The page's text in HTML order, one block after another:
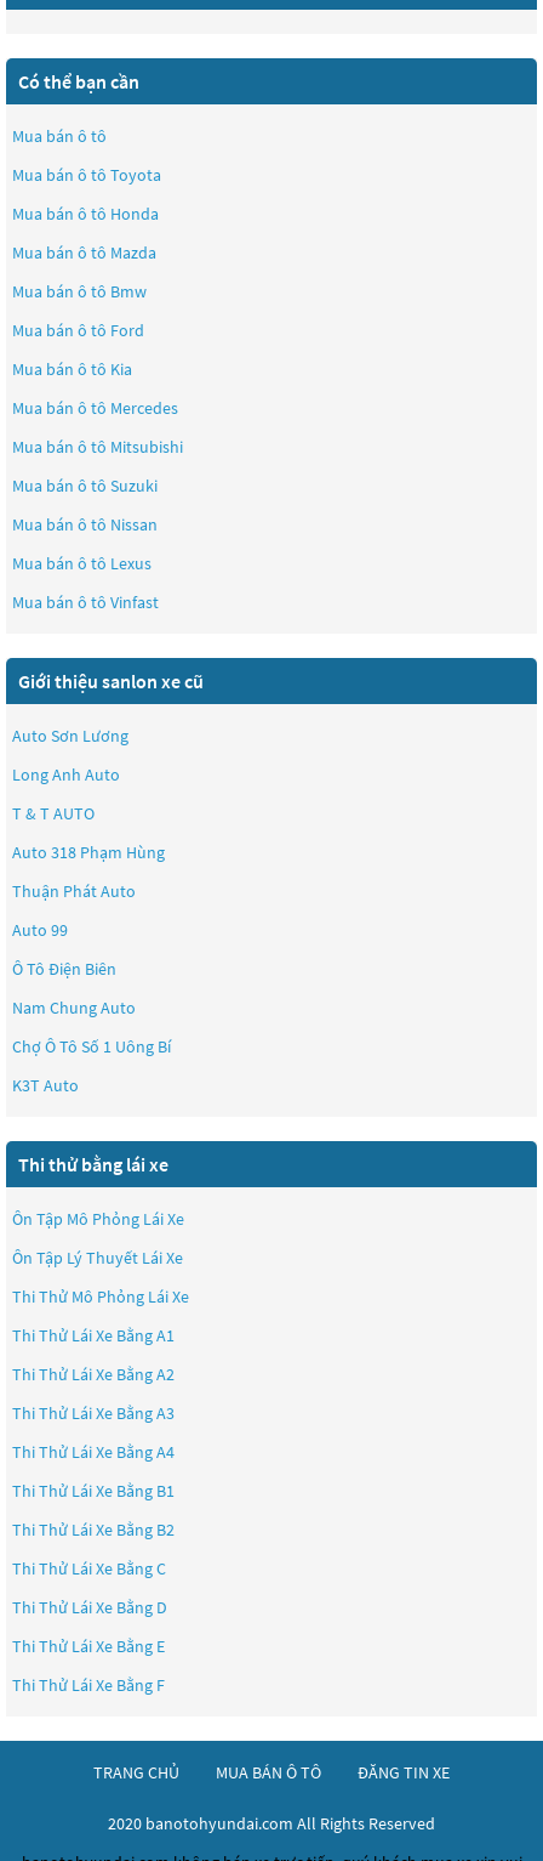
Có thể bạn cần
Mua bán ô tô
Mua bán ô tô Toyota
Mua bán ô tô Honda
Mua bán ô tô Mazda
Mua bán ô tô Bmw
Mua bán ô tô Ford
Mua bán ô tô Kia
Mua bán ô tô Mercedes
Mua bán ô tô Mitsubishi
Mua bán ô tô Suzuki
Mua bán ô tô Nissan
Mua bán ô tô Lexus
Mua bán ô tô Vinfast
Giới thiệu sanlon xe cũ
Auto Sơn Lương
Long Anh Auto
T & T AUTO
Auto 318 Phạm Hùng
Thuận Phát Auto
Auto 99
Ô Tô Điện Biên
Nam Chung Auto
Chợ Ô Tô Số 1 Uông Bí
K3T Auto
Thi thử bằng lái xe
Ôn Tập Mô Phỏng Lái Xe
Ôn Tập Lý Thuyết Lái Xe
Thi Thử Mô Phỏng Lái Xe
Thi Thử Lái Xe Bằng A1
Thi Thử Lái Xe Bằng A2
Thi Thử Lái Xe Bằng A3
Thi Thử Lái Xe Bằng A4
Thi Thử Lái Xe Bằng B1
Thi Thử Lái Xe Bằng B2
Thi Thử Lái Xe Bằng C
Thi Thử Lái Xe Bằng D
Thi Thử Lái Xe Bằng E
Thi Thử Lái Xe Bằng F
TRANG CHỦ MUA BÁN Ô TÔ ĐĂNG TIN XE
2020 banotohyundai.com All Rights Reserved